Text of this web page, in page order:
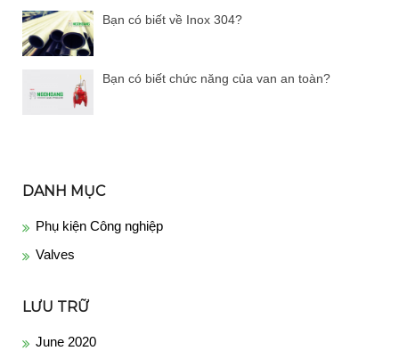
Bạn có biết về Inox 304?
Bạn có biết chức năng của van an toàn?
DANH MỤC
Phụ kiện Công nghiệp
Valves
LƯU TRỮ
June 2020